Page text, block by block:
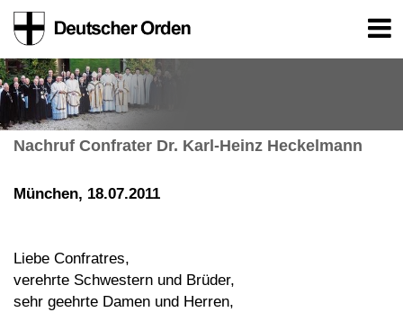
Nachruf Confrater Dr. Karl-Heinz Heckelmann
München, 18.07.2011
Liebe Confratres,
verehrte Schwestern und Brüder,
sehr geehrte Damen und Herren,